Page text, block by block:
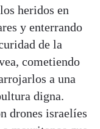
heridos en
y enterrando
de la
cometiendo
a una
digna.
drones israelíes